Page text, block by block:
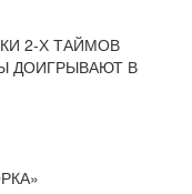
2-Х ТАЙМОВ
ДОИГРЫВАЮТ В